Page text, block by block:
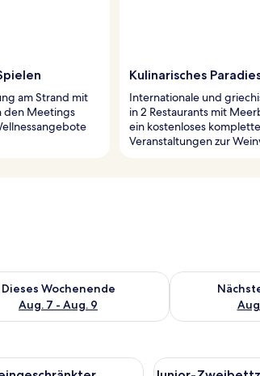
am Strand mit
den Meetings
Kulinarisches
Internationale und
in 2 Restaurants mit
ein kostenloses
Veranstaltungen zur
Aug. 9.
Dieses Wochenende
Aug. 7 - Aug. 9
die Verfügbarkeit für dieses Wochenende,
Überprüfe die
einem Sessel. Es gibt einen Balkon mit Blick auf
Hotelzimmer mit einem großen Bett, einem
Alle
5